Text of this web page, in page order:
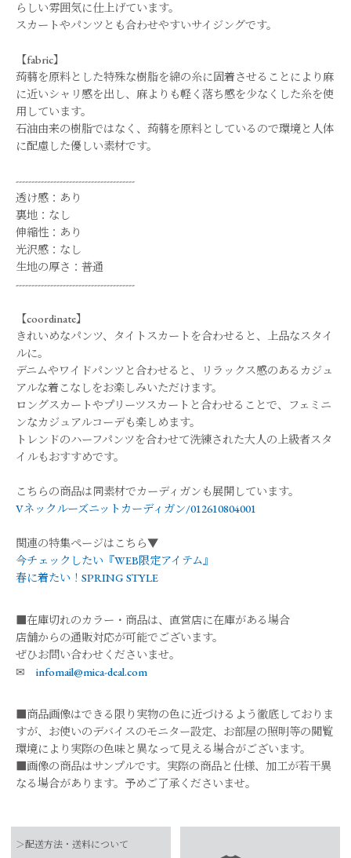
らしい雰囲気に仕上げています。
スカートやパンツとも合わせやすいサイジングです。
【fabric】
蒟蒻を原料とした特殊な樹脂を綿の糸に固着させることにより麻
に近いシャリ感を出し、麻よりも軽く落ち感を少なくした糸を使
用しています。
石油由来の樹脂ではなく、蒟蒻を原料としているので環境と人体
に配慮した優しい素材です。
--------------------------------------
透け感：あり
裏地：なし
伸縮性：あり
光沢感：なし
生地の厚さ：普通
--------------------------------------
【coordinate】
きれいめなパンツ、タイトスカートを合わせると、上品なスタイ
ルに。
デニムやワイドパンツと合わせると、リラックス感のあるカジュ
アルな着こなしをお楽しみいただけます。
ロングスカートやプリーツスカートと合わせることで、フェミニ
ンなカジュアルコーデも楽しめます。
トレンドのハーフパンツを合わせて洗練された大人の上級者スタ
イルもおすすめです。
こちらの商品は同素材でカーディガンも展開しています。
Vネックルーズニットカーディガン/012610804001
関連の特集ページはこちら▼
今チェックしたい『WEB限定アイテム』
春に着たい！SPRING STYLE
■在庫切れのカラー・商品は、直営店に在庫がある場合
店舗からの通販対応が可能でございます。
ぜひお問い合わせくださいませ。
✉infomail@mica-deal.com
■商品画像はできる限り実物の色に近づけるよう徹底しておりま
すが、お使いのデバイスのモニター設定、お部屋の照明等の閲覧
環境により実際の色味と異なって見える場合がございます。
■画像の商品はサンプルです。実際の商品と仕様、加工が若干異
なる場合があります。予めご了承くださいませ。
品番
0126108039
＞配送方法・送料について